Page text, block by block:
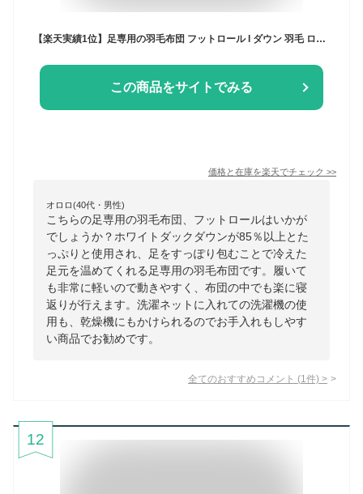
【楽天実績1位】足専用の羽毛布団 フットロール l ダウン 羽毛 ロング 着脱 簡単 足 足元 足用 足首 ふくらはぎ つま先 甲 暖かグッズ レッグウォーマー エコカイロ 温める あったか 睡眠 ウォーマー 寒い 保温 日本製 冷え性 冬用 暖かい 睡眠 熟睡 温活 冷え対策 男女兼用
この商品をサイトでみる
価格と在庫を楽天でチェック >>
オロロ(40代・男性)
こちらの足専用の羽毛布団、フットロールはいかが
でしょうか？ホワイトダックダウンが85％以上とた
っぷりと使用され、足をすっぽり包むことで冷えた
足元を温めてくれる足専用の羽毛布団です。履いて
も非常に軽いので動きやすく、布団の中でも楽に寝
返りが行えます。洗濯ネットに入れての洗濯機の使
用も、乾燥機にもかけられるのでお手入れもしやす
い商品でお勧めです。
全てのおすすめコメント (1 件) >
12